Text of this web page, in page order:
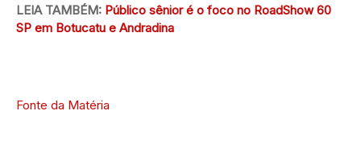
LEIA TAMBÉM: Público sênior é o foco no RoadShow 60
SP em Botucatu e Andradina
Fonte da Matéria